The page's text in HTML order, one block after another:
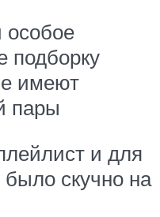
особое
подборку
имеют
пары
и для
скучно на